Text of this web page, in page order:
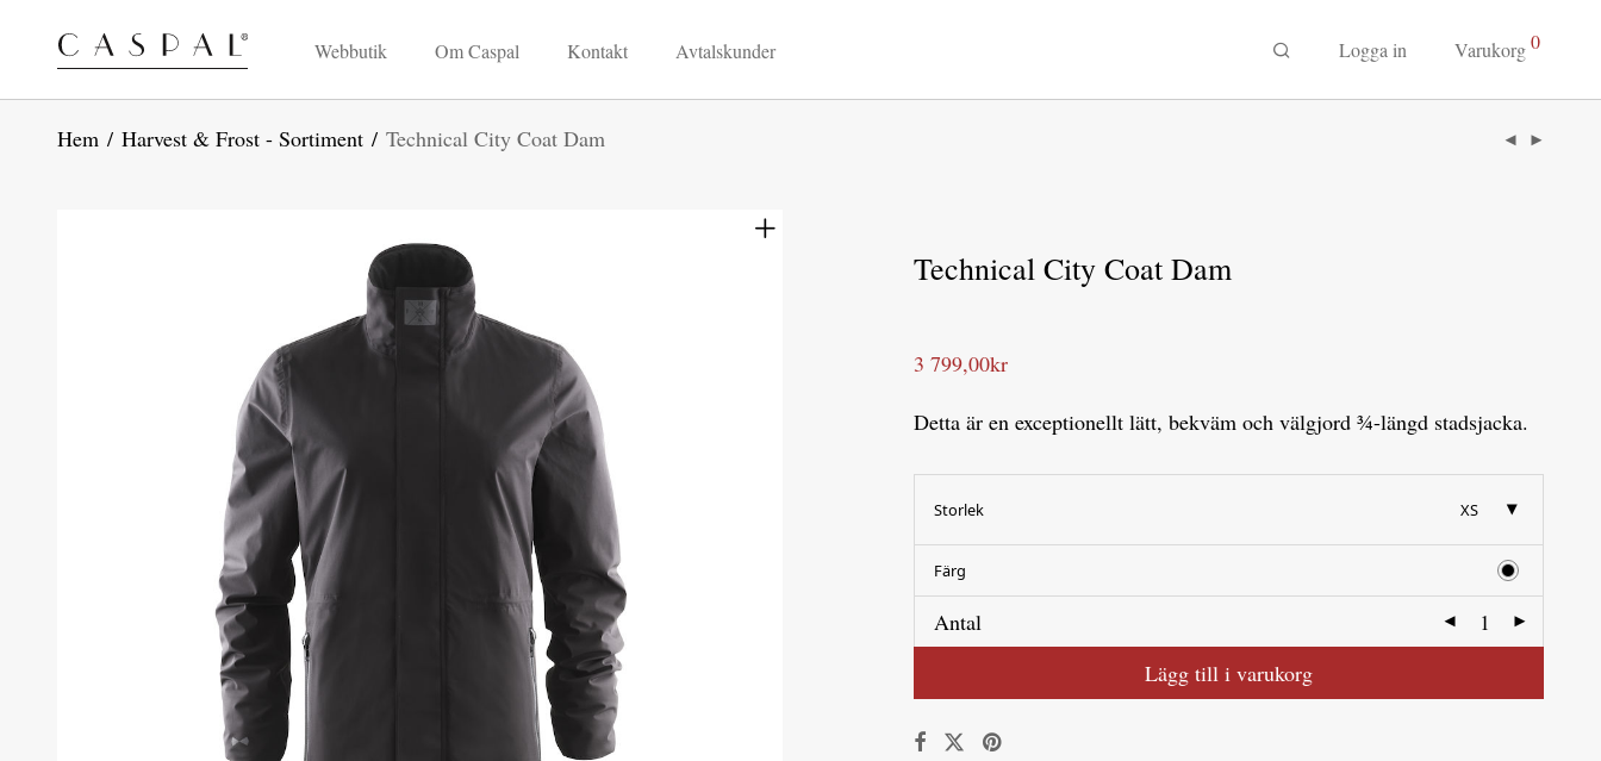
Webbutik Om Caspal Kontakt Avtalskunder Logga in Varukorg0
Hem / Harvest & Frost - Sortiment / Technical City Coat Dam
Technical City Coat Dam
3 799,00kr
Detta är en exceptionellt lätt, bekväm och välgjord ¾-längd stadsjacka.
Storlek XS
Färg
Antal
Lägg till i varukorg